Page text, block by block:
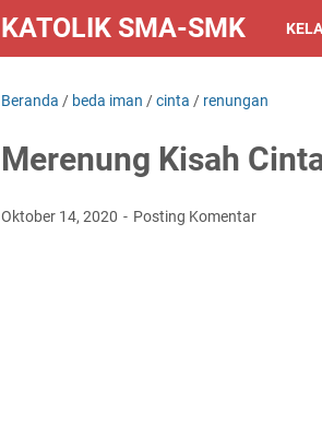
KATOLIK SMA-SMK
Beranda / beda iman /cinta / renungan
Merenung Kisah
Oktober 14, 2020 Posting Komentar